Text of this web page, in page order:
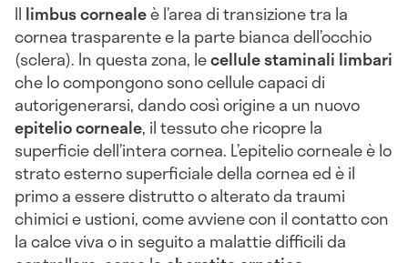
Il limbus cornealeè l’area di transizione tra la
cornea trasparente e la parte bianca dell’occhio
(sclera). In questa zona, lecellule staminali limbari
che lo compongono sono cellule capaci di
autorigenerarsi, dando così origine a un nuovo
epitelio corneale, il tessuto che ricopre la
superficie dell’intera cornea. L’epitelio corneale è lo
strato esterno superficiale della cornea ed è il
primo a essere distrutto o alterato da traumi
chimici e ustioni, come avviene con il contatto con
la calce viva o in seguito a malattie difficili da